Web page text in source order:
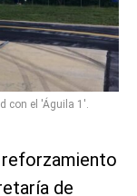
con el 'Águila 1'.
de